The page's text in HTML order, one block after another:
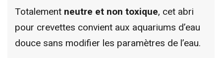
Totalement neutre et non toxique, cet abri
pour crevettes convient aux aquariums d’eau
douce sans modifier les paramètres de l’eau.